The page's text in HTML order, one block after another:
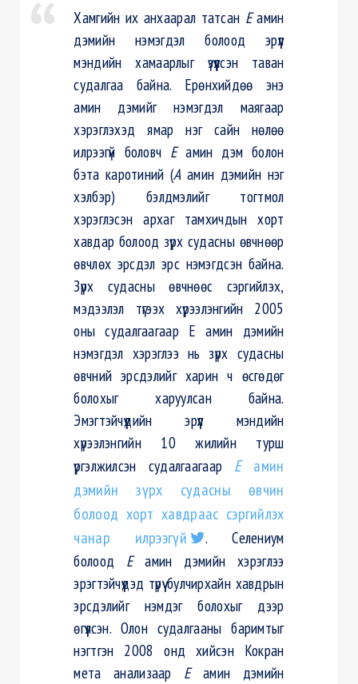
Хамгийн их анхаарал татсан Еамин
дэмийн нэмэгдэл болоод эрүүл
мэндийн хамаарлыг үзүүлсэн таван
судалгаа байна. Ерөнхийдөө энэ
амин дэмийг нэмэгдэл маягаар
хэрэглэхэд ямар нэг сайн нөлөө
илрээгүй боловч Еамин дэм болон
бэта каротиний (А амин дэмийн нэг
хэлбэр) бэлдмэлийг тогтмол
хэрэглэсэн архаг тамхичдын хорт
хавдар болоод зүрх судасны өвчнөөр
өвчлөх эрсдэл эрс нэмэгдсэн байна.
Зүрх судасны өвчнөөс сэргийлэх,
мэдээлэл түгээх хүрээлэнгийн 2005
оны судалгаагаар Е амин дэмийн
нэмэгдэл хэрэглээ нь зүрх судасны
өвчний эрсдэлийг харин ч өсгөдөг
болохыг харуулсан байна.
Эмэгтэйчүүдийн эрүүл мэндийн
хүрээлэнгийн 10 жилийн турш
үргэлжилсэн судалгаагаар Еамин
дэмийн зүрх судасны өвчин
болоод хорт хавдраас сэргийлэх
чанар илрээгүй
. Селениум
болоод Еамин дэмийн хэрэглээ
эрэгтэйчүүдэд түрүү булчирхайн хавдрын
эрсдэлийг нэмдэг болохыг дээр
өгүүлсэн. Олон судалгааны баримтыг
нэгтгэн 2008 онд хийсэн Кокран
мета анализаар Еамин дэмийн